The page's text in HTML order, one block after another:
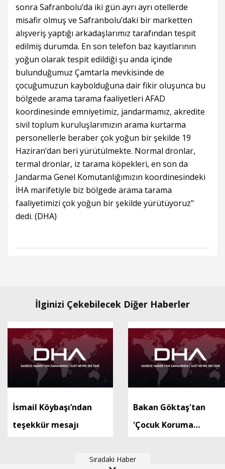
sonra Safranbolu’da iki gün ayrı ayrı otellerde
misafir olmuş ve Safranbolu’daki bir marketten
alışveriş yaptığı arkadaşlarımız tarafından tespit
edilmiş durumda. En son telefon baz kayıtlarının
yoğun olarak tespit edildiği şu anda içinde
bulunduğumuz Çamtarla mevkisinde de
çocuğumuzun kaybolduğuna dair fikir oluşunca bu
bölgede arama tarama faaliyetleri AFAD
koordinesinde emniyetimiz, jandarmamız, akredite
sivil toplum kuruluşlarımızın arama kurtarma
personellerle beraber çok yoğun bir şekilde 19
Haziran’dan beri yürütülmekte. Normal dronlar,
termal dronlar, iz tarama köpekleri, en son da
Jandarma Genel Komutanlığımızın koordinesindeki
İHA marifetiyle biz bölgede arama tarama
faaliyetimizi çok yoğun bir şekilde yürütüyoruz"
dedi. (DHA)
İlginizi Çekebilecek Diğer Haberler
İsmail Köybaşı’ndan
teşekkür mesajı
Bakan Göktaş'tan
'Çocuk Koruma
paylaşım
Sıradaki Haber